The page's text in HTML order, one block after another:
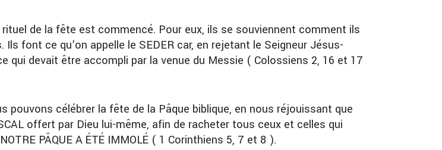
de la fête est commencé. Pour eux, ils se souviennent comment ils
font ce qu’on appelle le SEDER car, en rejetant le Seigneur Jésus-
qui devait être accompli par la venue du Messie ( Colossiens 2, 16 et 17
célébrer la fête de la Pâque biblique, en nous réjouissant que
offert par Dieu lui-même, afin de racheter tous ceux et celles qui
PÂQUE A ÉTÉ IMMOLÉ ( 1 Corinthiens 5, 7 et 8 ).